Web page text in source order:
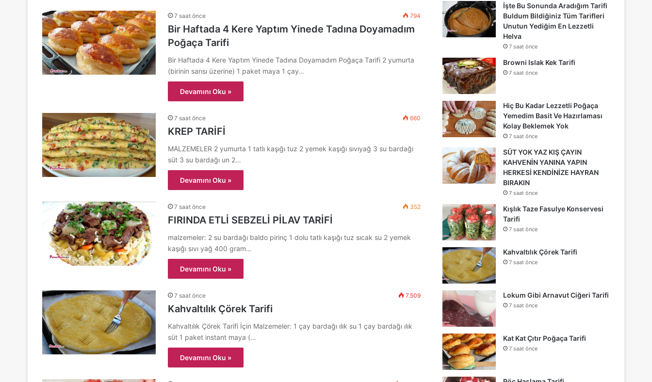
7 saat önce 794
Bir Haftada 4 Kere Yaptım Yinede Tadına Doyamadım
Poğaça Tarifi
Bir Haftada 4 Kere Yaptım Yinede Tadına Doyamadım Poğaça Tarifi 2 yumurta
(birinin sarısı üzerine) 1 paket maya 1 çay…
Devamını Oku »
7 saat önce 660
KREP TARİFİ
MALZEMELER 2 yumurta 1 tatlı kaşığı tuz 2 yemek kaşığı sıvıyağ 3 su bardağı
süt 3 su bardağı un 2…
Devamını Oku »
7 saat önce 352
FIRINDA ETLİ SEBZELİ PİLAV TARİFİ
malzemeler: 2 su bardağı baldo pirinç 1 dolu tatlı kaşığı tuz sıcak su 2 yemek
kaşığı sıvı yağ 400 gram…
Devamını Oku »
7 saat önce 7.509
Kahvaltılık Çörek Tarifi
Kahvaltılık Çörek Tarifi İçin Malzemeler: 1 çay bardağı ılık su 1 çay bardağı ılık
süt 1 paket instant maya (…
Devamını Oku »
İşte Bu Sonunda Aradığım Tarifi
Buldum Bildiğiniz Tüm Tarifleri
Unutun Yediğim En Lezzetli
Helva
7 saat önce
Browni Islak Kek Tarifi
7 saat önce
Hiç Bu Kadar Lezzetli Poğaça
Yemedim Basit Ve Hazırlaması
Kolay Beklemek Yok
7 saat önce
SÜT YOK YAZ KIŞ ÇAYIN
KAHVENİN YANINA YAPIN
HERKESİ KENDİNİZE HAYRAN
BIRAKIN
7 saat önce
Kışlık Taze Fasulye Konservesi
Tarifi
7 saat önce
Kahvaltılık Çörek Tarifi
7 saat önce
Lokum Gibi Arnavut Ciğeri Tarifi
7 saat önce
Kat Kat Çıtır Poğaça Tarifi
7 saat önce